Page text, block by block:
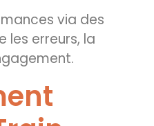
via des
les erreurs, la